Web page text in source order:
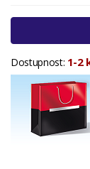
Dostupnost: 1-2